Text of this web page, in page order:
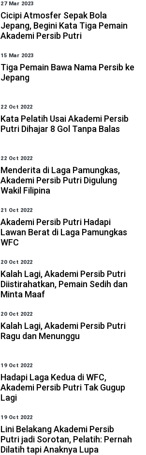
27 Mar 2023
Cicipi Atmosfer Sepak Bola
Jepang, Begini Kata Tiga Pemain
Akademi Persib Putri
15 Mar 2023
Tiga Pemain Bawa Nama Persib ke
Jepang
22 Oct 2022
Kata Pelatih Usai Akademi Persib
Putri Dihajar 8 Gol Tanpa Balas
22 Oct 2022
Menderita di Laga Pamungkas,
Akademi Persib Putri Digulung
Wakil Filipina
21 Oct 2022
Akademi Persib Putri Hadapi
Lawan Berat di Laga Pamungkas
WFC
20 Oct 2022
Kalah Lagi, Akademi Persib Putri
Diistirahatkan, Pemain Sedih dan
Minta Maaf
20 Oct 2022
Kalah Lagi, Akademi Persib Putri
Ragu dan Menunggu
19 Oct 2022
Hadapi Laga Kedua di WFC,
Akademi Persib Putri Tak Gugup
Lagi
19 Oct 2022
Lini Belakang Akademi Persib
Putri jadi Sorotan, Pelatih: Pernah
Dilatih tapi Anaknya Lupa